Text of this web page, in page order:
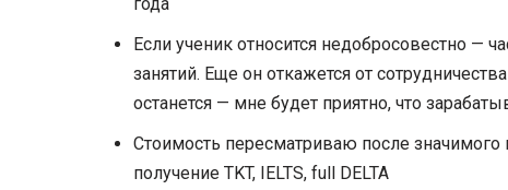
Если ученик относится недобросовестно —
занятий. Еще он откажется от
останется — мне будет приятно, что
Стоимость пересматриваю после
получение TKT, IELTS, full DELTA